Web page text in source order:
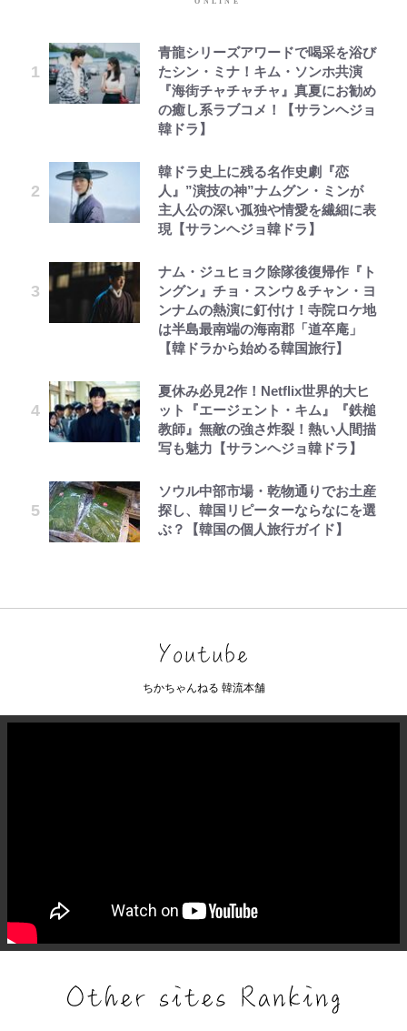
青龍シリーズアワードで喝采を浴び
たシン・ミナ！キム・ソンホ共演
『海街チャチャチャ』真夏にお勧め
の癒し系ラブコメ！【サランヘジョ
韓ドラ】
韓ドラ史上に残る名作史劇『恋
人』”演技の神”ナムグン・ミンが
主人公の深い孤独や情愛を繊細に表
現【サランヘジョ韓ドラ】
ナム・ジュヒョク除隊後復帰作『ト
ングン』チョ・スンウ＆チャン・ヨ
ンナムの熱演に釘付け！寺院ロケ地
は半島最南端の海南郡「道卒庵」
【韓ドラから始める韓国旅行】
夏休み必見2作！Netflix世界的大ヒ
ット『エージェント・キム』『鉄槌
教師』無敵の強さ炸裂！熱い人間描
写も魅力【サランヘジョ韓ドラ】
ソウル中部市場・乾物通りでお土産
探し、韓国リピーターならなにを選
ぶ？【韓国の個人旅行ガイド】
ちかちゃんねる 韓流本舗